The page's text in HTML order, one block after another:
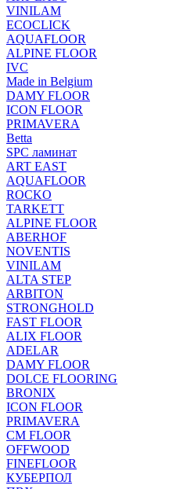
VINILAM
ECOCLICK
AQUAFLOOR
ALPINE FLOOR
IVC
Made in Belgium
DAMY FLOOR
ICON FLOOR
PRIMAVERA
Betta
SPC ламинат
ART EAST
AQUAFLOOR
ROCKO
TARKETT
ALPINE FLOOR
ABERHOF
NOVENTIS
VINILAM
ALTA STEP
ARBITON
STRONGHOLD
FAST FLOOR
ALIX FLOOR
ADELAR
DAMY FLOOR
DOLCE FLOORING
BRONIX
ICON FLOOR
PRIMAVERA
CM FLOOR
OFFWOOD
FINEFLOOR
КУБЕРПОЛ